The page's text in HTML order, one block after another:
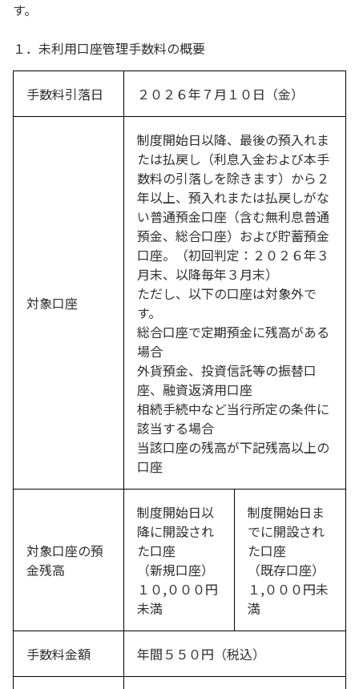
す。
１．未利用口座管理手数料の概要
手数料引落日 ２０２６年７月１０日（金）
対象口座
制度開始日以降、最後の預入れま
たは払戻し（利息入金および本手
数料の引落しを除きます）から２
年以上、預入れまたは払戻しがな
い普通預金口座（含む無利息普通
預金、総合口座）および貯蓄預金
口座。（初回判定：２０２６年３
月末、以降毎年３月末）
ただし、以下の口座は対象外で
す。
総合口座で定期預金に残高がある
場合
外貨預金、投資信託等の振替口
座、融資返済用口座
相続手続中など当行所定の条件に
該当する場合
当該口座の残高が下記残高以上の
口座
対象口座の預
金残高
制度開始日以
降に開設され
た口座
（新規口座）
１０,０００円
未満
制度開始日ま
でに開設され
た口座
（既存口座）
１,０００円未
満
手数料金額 年間５５０円（税込）